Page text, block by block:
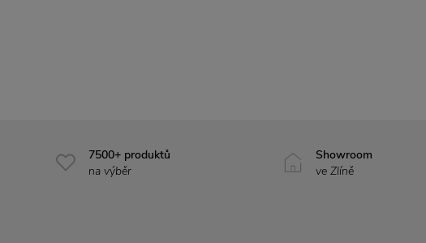
7500+ produktů
na výběr
Showroom
ve Zlíně